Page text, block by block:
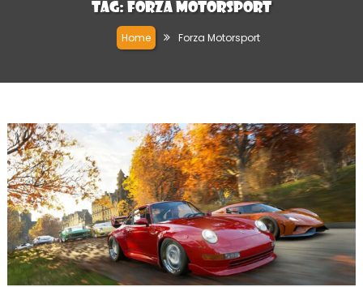
Tag: Forza Motorsport
Home Forza Motorsport